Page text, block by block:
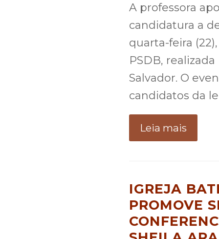
A professora
candidatura a
quarta-feira
PSDB,
Salvador. O
candidatos da
Leia mais
IGREJA
PROMOVE